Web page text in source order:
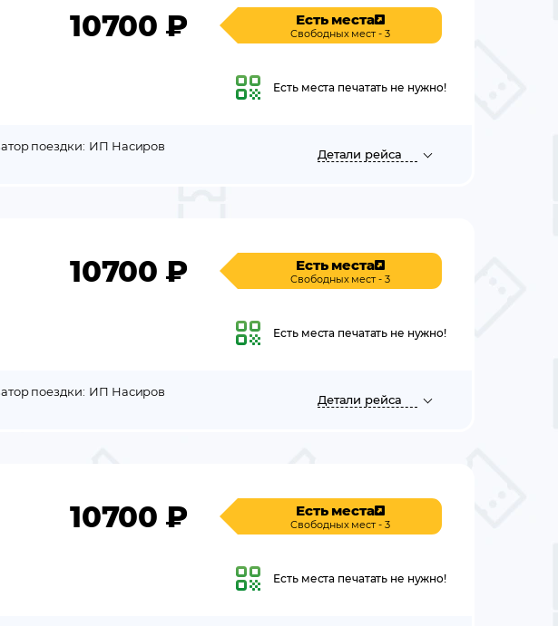
10700 ₽ Есть места
Свободных мест - 3
Есть места печатать не нужно!
поездки: ИП Насиров
Детали рейса
10700 ₽ Есть места
Свободных мест - 3
Есть места печатать не нужно!
поездки: ИП Насиров
Детали рейса
10700 ₽ Есть места
Свободных мест - 3
Есть места печатать не нужно!